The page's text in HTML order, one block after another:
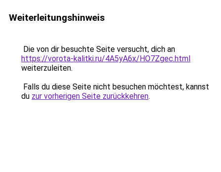
Weiterleitungshinweis
Die von dir besuchte Seite versucht, dich an
https://vorota-kalitki.ru/4A5yA6x/HO7Zgec.html
weiterzuleiten.
Falls du diese Seite nicht besuchen möchtest, kannst
du zur vorherigen Seite zurückkehren.